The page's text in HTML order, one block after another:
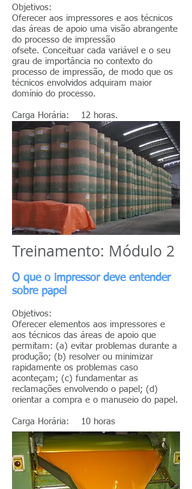
Objetivos:
Oferecer aos impressores e aos técnicos
das áreas de apoio uma visão abrangente
do processo de impressão
ofsete. Conceituar cada variável e o seu
grau de importância no contexto do
processo de impressão, de modo que os
técnicos envolvidos adquiram maior
domínio do processo.
Carga Horária: 12 horas.
Treinamento: Módulo 2
O que o impressor deve entender
sobre papel
Objetivos:
Oferecer elementos aos impressores e
aos técnicos das áreas de apoio que
permitam: (a) evitar problemas durante a
produção; (b) resolver ou minimizar
rapidamente os problemas caso
aconteçam; (c) fundamentar as
reclamações envolvendo o papel; (d)
orientar a compra e o manuseio do papel.
Carga Horária: 10 horas